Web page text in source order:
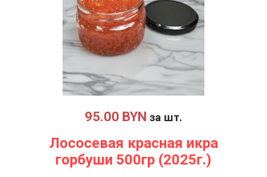
95.00 BYN за шт.
Лососевая красная икра
горбуши 500гр (2025г.)